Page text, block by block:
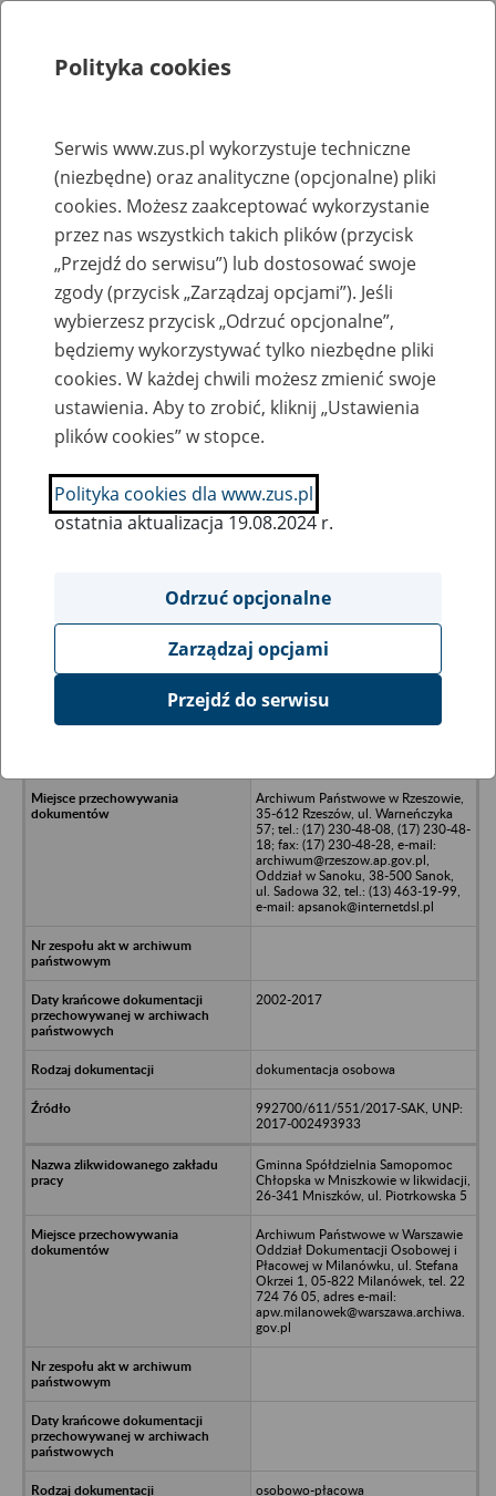
Rejestry, ewidencje i archiwa
Baza zlikwidowanych lub
przekształconych zakładów pracy
Nazwa zakładu pracy:
SZUKAJ
Ukryj wszystkie pozycje bazy
Zuzanna Nowakiewicz Spółka
Archiwum Państwowe w Rzeszowie,
35-612 Rzeszów, ul. Warneńczyka
57; tel.: (17) 230-48-08, (17) 230-48-
18; fax: (17) 230-48-28, e-mail:
archiwum@rzeszow.ap.gov.pl,
Oddział w Sanoku, 38-500 Sanok,
ul. Sadowa 32, tel.: (13) 463-19-99,
e-mail: apsanok@internetdsl.pl
2002-2017
dokumentacja osobowa
992700/611/551/2017-SAK, UNP:
2017-002493933
Gminna Spółdzielnia Samopomoc
Chłopska w Mniszkowie w likwidacji,
26-341 Mniszków, ul. Piotrkowska 5
Archiwum Państwowe w Warszawie
Oddział Dokumentacji Osobowej i
Płacowej w Milanówku, ul. Stefana
Okrzei 1, 05-822 Milanówek, tel. 22
724 76 05, adres e-mail:
apw.milanowek@warszawa.archiwa.
gov.pl
osobowo-płacowa
Polityka cookies
Serwis www.zus.pl wykorzystuje techniczne
(niezbędne) oraz analityczne (opcjonalne) pliki
cookies. Możesz zaakceptować wykorzystanie
przez nas wszystkich takich plików (przycisk
„Przejdź do serwisu”) lub dostosować swoje
zgody (przycisk „Zarządzaj opcjami”). Jeśli
wybierzesz przycisk „Odrzuć opcjonalne”,
będziemy wykorzystywać tylko niezbędne pliki
cookies. W każdej chwili możesz zmienić swoje
ustawienia. Aby to zrobić, kliknij „Ustawienia
plików cookies” w stopce.
Polityka cookies dla www.zus.pl
ostatnia aktualizacja 19.08.2024 r.
Odrzuć opcjonalne
Zarządzaj opcjami
Przejdź do serwisu